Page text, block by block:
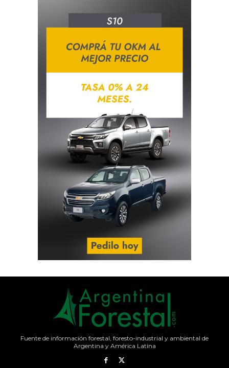
Fuente de información forestal, foresto-industrial y ambiental de
Argentina y América Latina